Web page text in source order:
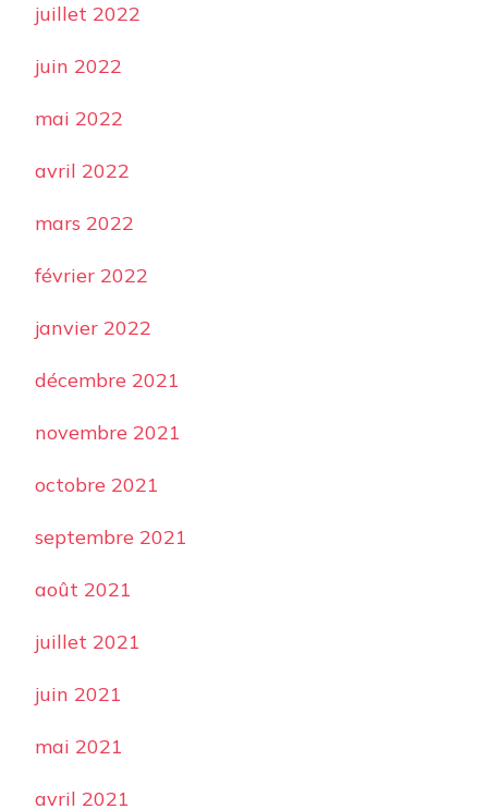
juillet 2022
juin 2022
mai 2022
avril 2022
mars 2022
février 2022
janvier 2022
décembre 2021
novembre 2021
octobre 2021
septembre 2021
août 2021
juillet 2021
juin 2021
mai 2021
avril 2021